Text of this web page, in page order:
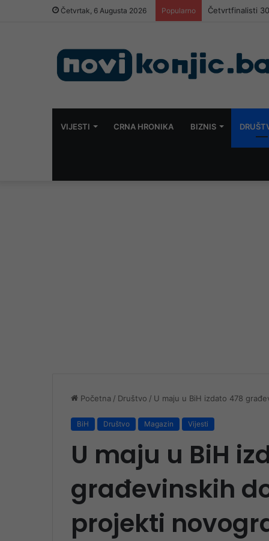
Četvrtak, 6 Augusta 2026 Popularno Nova provjera
VIJESTI CRNA HRONIKA BIZNIS
Početna / Društvo / U maju u BiH izdato 478
BiH Društvo Magazin Vijesti
U maju u BiH
građevinskih
projekti